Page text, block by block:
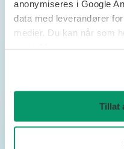
anonymiseres i Google
data med leverandører
medier. Du kan når som
Tillat